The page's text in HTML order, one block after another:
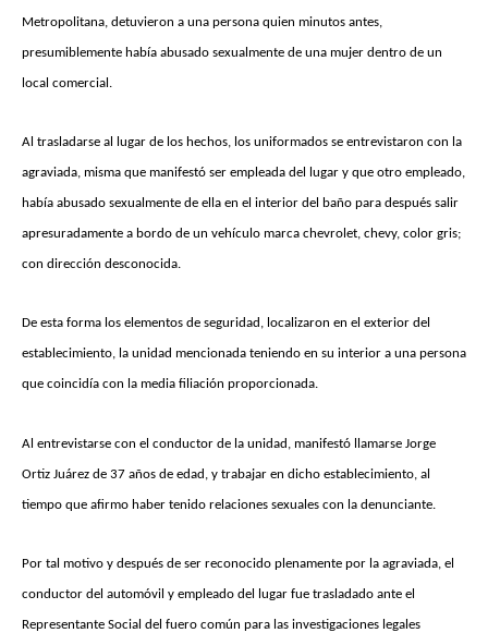
Metropolitana, detuvieron a una persona quien minutos antes,
presumiblemente había abusado sexualmente de una mujer dentro de un
local comercial.
Al trasladarse al lugar de los hechos, los uniformados se entrevistaron con la
agraviada, misma que manifestó ser empleada del lugar y que otro empleado,
había abusado sexualmente de ella en el interior del baño para después salir
apresuradamente a bordo de un vehículo marca chevrolet, chevy, color gris;
con dirección desconocida.
De esta forma los elementos de seguridad, localizaron en el exterior del
establecimiento, la unidad mencionada teniendo en su interior a una persona
que coincidía con la media filiación proporcionada.
Al entrevistarse con el conductor de la unidad, manifestó llamarse Jorge
Ortiz Juárez de 37 años de edad, y trabajar en dicho establecimiento, al
tiempo que afirmo haber tenido relaciones sexuales con la denunciante.
Por tal motivo y después de ser reconocido plenamente por la agraviada, el
conductor del automóvil y empleado del lugar fue trasladado ante el
Representante Social del fuero común para las investigaciones legales